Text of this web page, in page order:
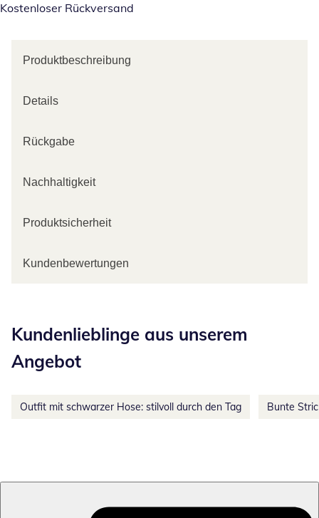
Kostenloser Rückversand
Produktbeschreibung
Details
Rückgabe
Nachhaltigkeit
Produktsicherheit
Kundenbewertungen
Kundenlieblinge aus unserem
Angebot
Outfit mit schwarzer Hose: stilvoll durch den Tag Bunte